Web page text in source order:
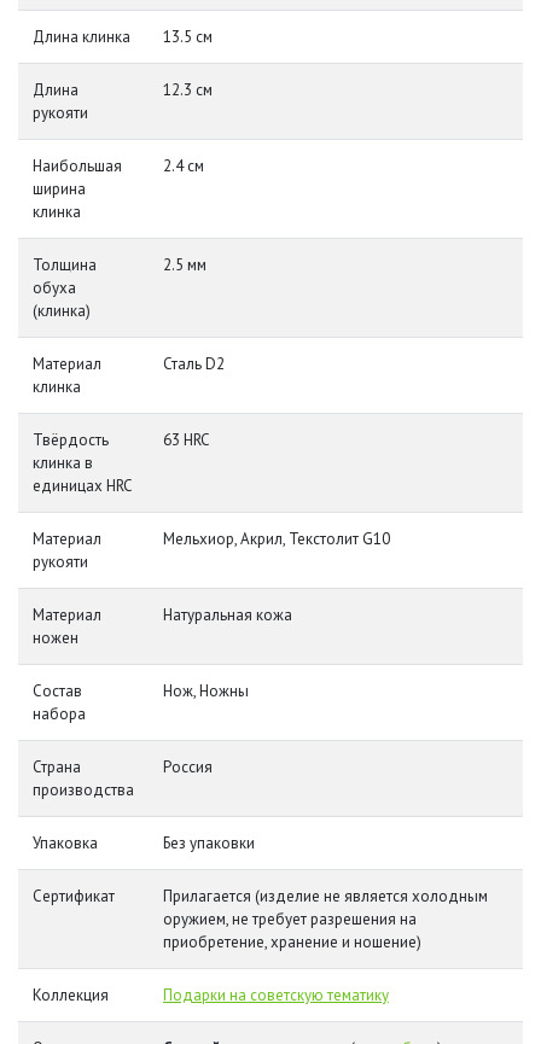
Длина клинка 13.5 см
Длина
рукояти
12.3 см
Наибольшая
ширина
клинка
2.4 см
Толщина
обуха
(клинка)
2.5 мм
Материал
клинка
Сталь D2
Твёрдость
клинка в
единицах HRC
63 HRC
Материал
рукояти
Мельхиор, Акрил, Текстолит G10
Материал
ножен
Натуральная кожа
Состав
набора
Нож, Ножны
Страна
производства
Россия
Упаковка Без упаковки
Сертификат
Прилагается (изделие не является холодным
оружием, не требует разрешения на
приобретение, хранение и ношение)
Коллекция Подарки на советскую тематику